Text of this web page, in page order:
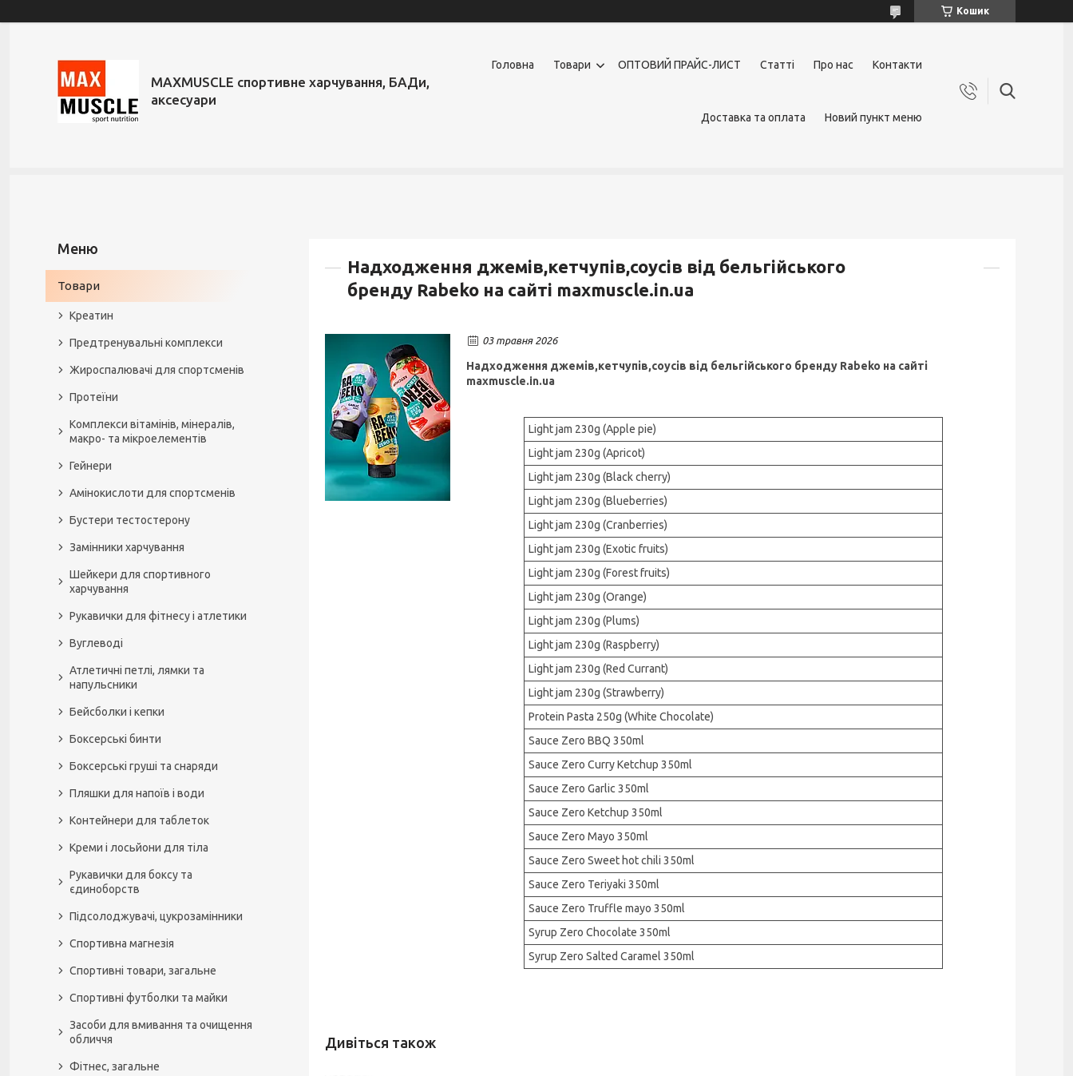
Кошик
MAXMUSCLE спортивне харчування, БАДи,
аксесуари
Головна Товари OПТОВИЙ ПРАЙС-ЛИСТ Статті Про нас Контакти
Доставка та оплата Новий пункт меню
Надходження джемів,кетчупів,соусів від бельгійського
бренду Rabeko на сайті maxmuscle.in.ua
03 травня 2026
Надходження джемів,кетчупів,соусів від бельгійського бренду Rabeko на сайті
maxmuscle.in.ua
Light jam 230g (Apple pie)
Light jam 230g (Apricot)
Light jam 230g (Black cherry)
Light jam 230g (Blueberries)
Light jam 230g (Cranberries)
Light jam 230g (Exotic fruits)
Light jam 230g (Forest fruits)
Light jam 230g (Orange)
Light jam 230g (Plums)
Light jam 230g (Raspberry)
Light jam 230g (Red Currant)
Light jam 230g (Strawberry)
Protein Pasta 250g (White Chocolate)
Sauce Zero BBQ 350ml
Sauce Zero Curry Ketchup 350ml
Sauce Zero Garlic 350ml
Sauce Zero Ketchup 350ml
Sauce Zero Mayo 350ml
Sauce Zero Sweet hot chili 350ml
Sauce Zero Teriyaki 350ml
Sauce Zero Truffle mayo 350ml
Syrup Zero Chocolate 350ml
Syrup Zero Salted Caramel 350ml
Товари
Креатин
Предтренувальні комплекси
Жироспалювачі для спортсменів
Протеїни
Комплекси вітамінів, мінералів,
макро- та мікроелементів
Гейнери
Амінокислоти для спортсменів
Бустери тестостерону
Замінники харчування
Шейкери для спортивного
харчування
Рукавички для фітнесу і атлетики
Вуглеводі
Атлетичні петлі, лямки та
напульсники
Бейсболки і кепки
Боксерські бинти
Боксерські груші та снаряди
Пляшки для напоїв і води
Контейнери для таблеток
Креми і лосьйони для тіла
Рукавички для боксу та
єдиноборств
Підсолоджувачі, цукрозамінники
Спортивна магнезія
Спортивні товари, загальне
Спортивні футболки та майки
Засоби для вмивання та очищення
обличчя
Фітнес, загальне